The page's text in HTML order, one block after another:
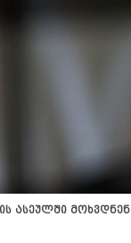
ასეულში მოხვდნენ